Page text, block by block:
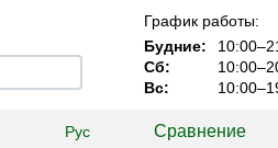
График работы:
Будние:
Сб:
Вс:
Рус Сравнение